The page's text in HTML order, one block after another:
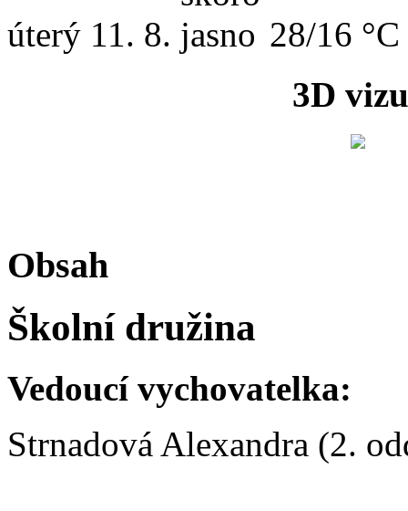
úterý 11. 8.
28/16 °C
3D
Obsah
Školní družina
Vedoucí vychovatelka:
Strnadová Alexandra (2.